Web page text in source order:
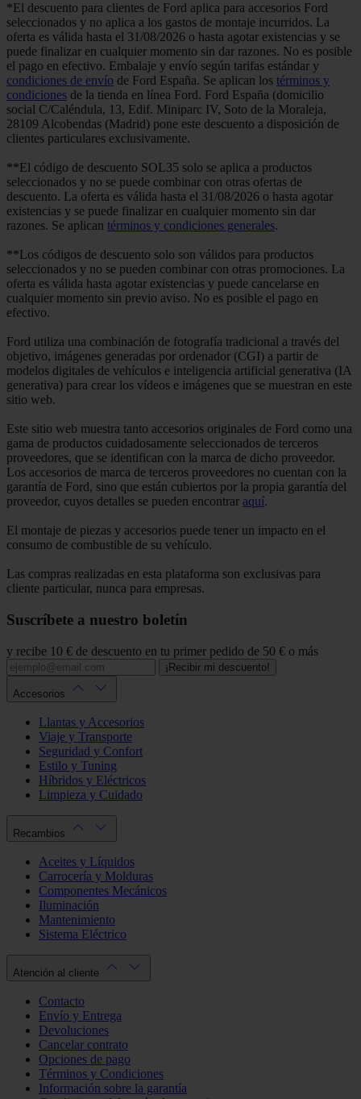
*El descuento para clientes de Ford aplica para accesorios Ford
seleccionados y no aplica a los gastos de montaje incurridos. La
oferta es válida hasta el 31/08/2026 o hasta agotar existencias y se
puede finalizar en cualquier momento sin dar razones. No es posible
el pago en efectivo. Embalaje y envío según tarifas estándar y
condiciones de envío de Ford España. Se aplican los términos y
condiciones de la tienda en línea Ford. Ford España (domicilio
social C/Caléndula, 13, Edif. Miniparc IV, Soto de la Moraleja,
28109 Alcobendas (Madrid) pone este descuento a disposición de
clientes particulares exclusivamente.
**El código de descuento SOL35 solo se aplica a productos
seleccionados y no se puede combinar con otras ofertas de
descuento. La oferta es válida hasta el 31/08/2026 o hasta agotar
existencias y se puede finalizar en cualquier momento sin dar
razones. Se aplican términos y condiciones generales.
**Los códigos de descuento solo son válidos para productos
seleccionados y no se pueden combinar con otras promociones. La
oferta es válida hasta agotar existencias y puede cancelarse en
cualquier momento sin previo aviso. No es posible el pago en
efectivo.
Ford utiliza una combinación de fotografía tradicional a través del
objetivo, imágenes generadas por ordenador (CGI) a partir de
modelos digitales de vehículos e inteligencia artificial generativa (IA
generativa) para crear los vídeos e imágenes que se muestran en este
sitio web.
Este sitio web muestra tanto accesorios originales de Ford como una
gama de productos cuidadosamente seleccionados de terceros
proveedores, que se identifican con la marca de dicho proveedor.
Los accesorios de marca de terceros proveedores no cuentan con la
garantía de Ford, sino que están cubiertos por la propia garantía del
proveedor, cuyos detalles se pueden encontrar aquí.
El montaje de piezas y accesorios puede tener un impacto en el
consumo de combustible de su vehículo.
Las compras realizadas en esta plataforma son exclusivas para
cliente particular, nunca para empresas.
Suscríbete a nuestro boletín
y recibe 10 € de descuento en tu primer pedido de 50 € o más
¡Recibir mi descuento!
Accesorios
Llantas y Accesorios
Viaje y Transporte
Seguridad y Confort
Estilo y Tuning
Híbridos y Eléctricos
Limpieza y Cuidado
Recambios
Aceites y Líquidos
Carrocería y Molduras
Componentes Mecánicos
Iluminación
Mantenimiento
Sistema Eléctrico
Atención al cliente
Contacto
Envío y Entrega
Devoluciones
Cancelar contrato
Opciones de pago
Términos y Condiciones
Información sobre la garantía